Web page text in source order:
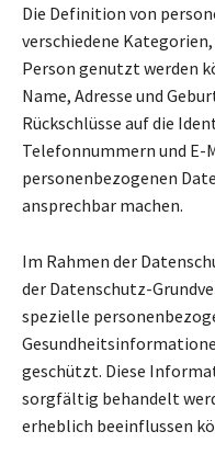
Die Definition von
verschiedene
Person genutzt werden
Name, Adresse und
Rückschlüsse auf die
Telefonnummern und E-
personenbezogenen
ansprechbar machen.
Im Rahmen der
der Datenschutz-
spezielle
geschützt. Diese
sorgfältig behandelt
erheblich beeinflussen